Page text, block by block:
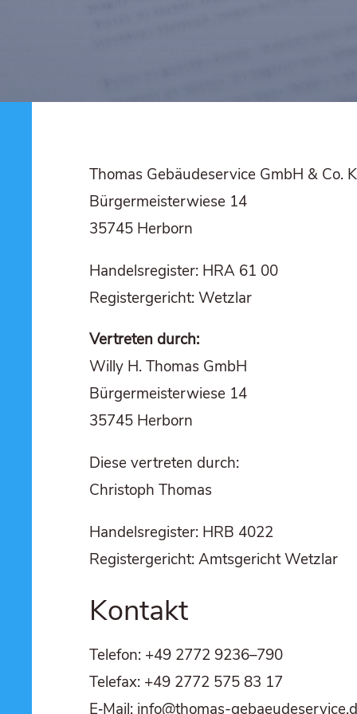
Tho­mas Gebäu­de­ser­vice GmbH & Co.
Bür­ger­meis­ter­wie­se 14
35745 Her­born
Han­dels­re­gis­ter: HRA 61 00
Regis­ter­ge­richt: Wetzlar
Ver­tre­ten durch:
Wil­ly H. Tho­mas GmbH
Bür­ger­meis­ter­wie­se 14
35745 Her­born
Die­se ver­tre­ten durch:
Chris­toph Thomas
Han­dels­re­gis­ter: HRB 4022
Regis­ter­ge­richt: Amts­ge­richt Wetzlar
Kon­takt
Tele­fon: +49 2772 9236–790
Tele­fax: +49 2772 575 83 17
E‑Mail: info@thomas-